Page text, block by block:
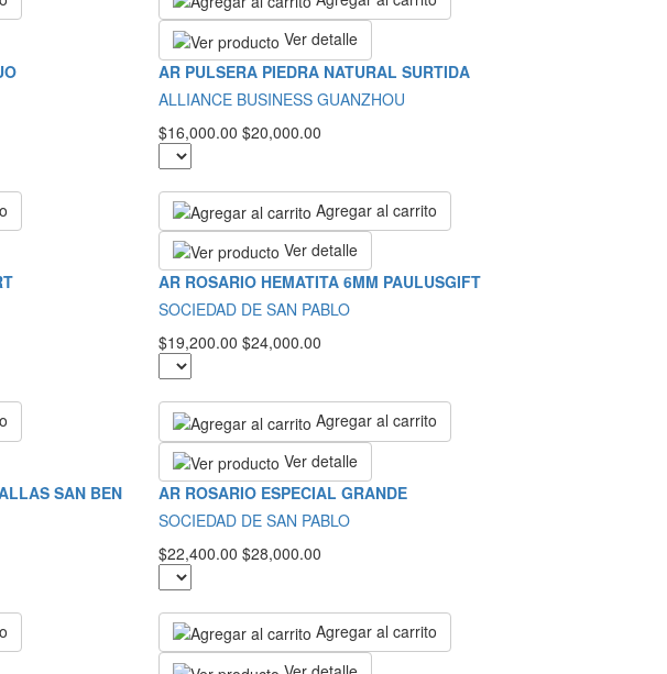
Ver detalle
AR PULSERA PIEDRA NATURAL SURTIDA
ALLIANCE BUSINESS GUANZHOU
$16,000.00 $20,000.00
Agregar al carrito
Ver detalle
AR ROSARIO HEMATITA 6MM PAULUSGIFT
SOCIEDAD DE SAN PABLO
$19,200.00 $24,000.00
SAN BEN
Agregar al carrito
Ver detalle
AR ROSARIO ESPECIAL GRANDE
SOCIEDAD DE SAN PABLO
$22,400.00 $28,000.00
Agregar al carrito